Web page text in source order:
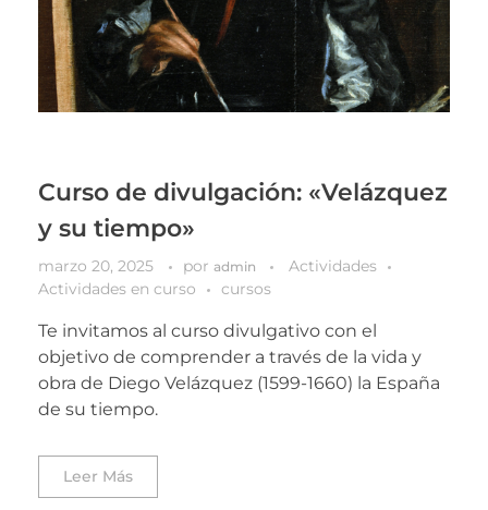
Curso de divulgación: «Velázquez
y su tiempo»
marzo 20, 2025 por admin
Actividades
Actividades en curso
cursos
Te invitamos al curso divulgativo con el
objetivo de comprender a través de la vida y
obra de Diego Velázquez (1599-1660) la España
de su tiempo.
Leer Más